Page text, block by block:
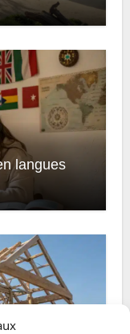
langues